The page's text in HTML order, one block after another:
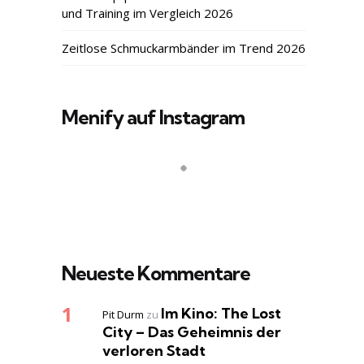
und Training im Vergleich 2026
Zeitlose Schmuckarmbänder im Trend 2026
Menify auf Instagram
Neueste Kommentare
Pit Durm zu Im Kino: The Lost
City – Das Geheimnis der
verloren Stadt